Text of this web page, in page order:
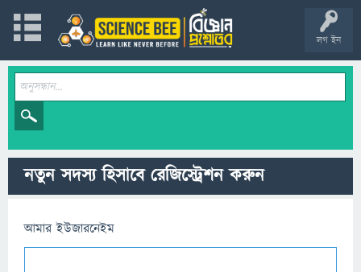
লগ ইন
নতুন সদস্য হিসাবে রেজিস্ট্রেশন করুন
আমার ইউজারনেইম